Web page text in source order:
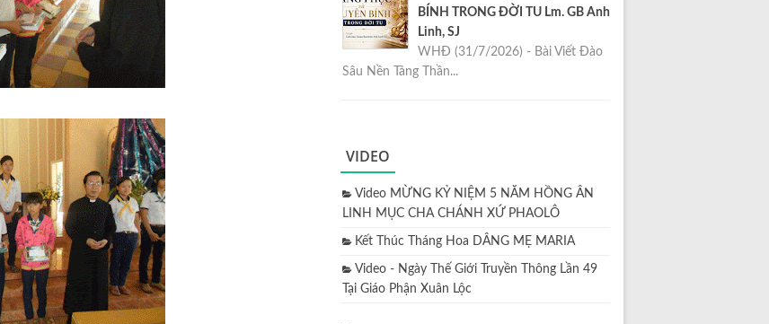
BÍNH TRONG ĐỜI TU Lm. GB Anh
Linh, SJ
WHĐ (31/7/2026) - Bài Viết Đào
Sâu Nền Tảng Thần...
VIDEO
Video MỪNG KỶ NIỆM 5 NĂM HỒNG ÂN
LINH MỤC CHA CHÁNH XỨ PHAOLÔ
Kết Thúc Tháng Hoa DÂNG MẸ MARIA
Video - Ngày Thế Giới Truyền Thông Lần 49
Tại Giáo Phận Xuân Lộc